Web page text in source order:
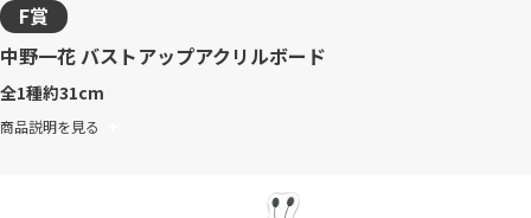
F賞
中野一花 バストアップアクリルボード
全1種約31cm
商品説明を見る